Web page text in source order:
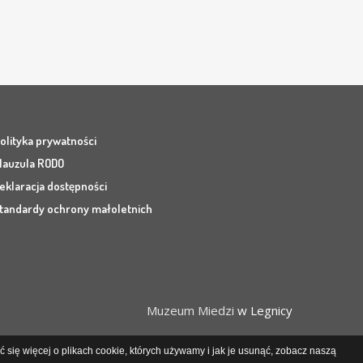
prywatności
RODO
dostępności
ochrony małoletnich
Muzeum Miedzi w Legnicy
się więcej o plikach cookie, których używamy i jak je usunąć, zobacz naszą